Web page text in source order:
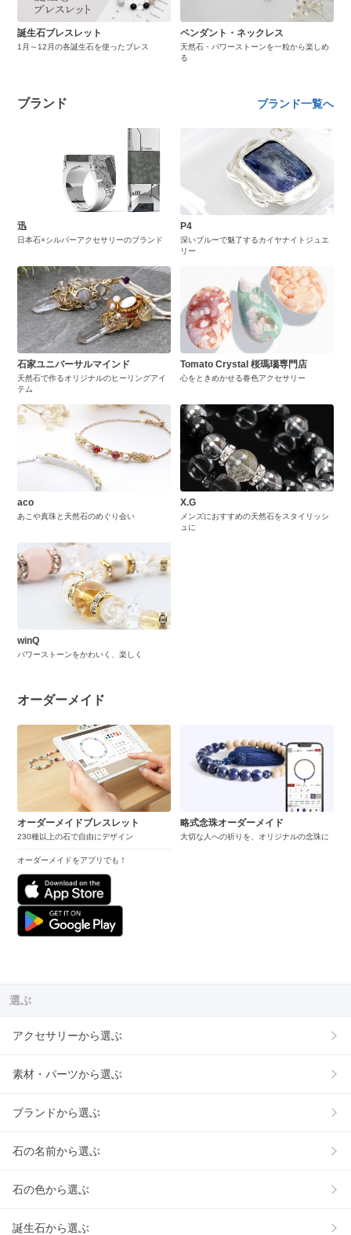
誕生石ブレスレット
1月～12月の各誕生石を使ったブレス
ペンダント・ネックレス
天然石・パワーストーンを一粒から楽しめ
る
ブランド ブランド一覧へ
迅
日本石×シルバーアクセサリーのブランド
P4
深いブルーで魅了するカイヤナイトジュエ
リー
石家ユニバーサルマインド
天然石で作るオリジナルのヒーリングアイ
テム
Tomato Crystal 桜瑪瑙専門店
心をときめかせる春色アクセサリー
aco
あこや真珠と天然石のめぐり会い
X.G
メンズにおすすめの天然石をスタイリッシ
ュに
winQ
パワーストーンをかわいく、楽しく
オーダーメイド
オーダーメイドブレスレット
230種以上の石で自由にデザイン
オーダーメイドをアプリでも！
略式念珠オーダーメイド
大切な人への祈りを、オリジナルの念珠に
選ぶ
アクセサリーから選ぶ
素材・パーツから選ぶ
ブランドから選ぶ
石の名前から選ぶ
石の色から選ぶ
誕生石から選ぶ